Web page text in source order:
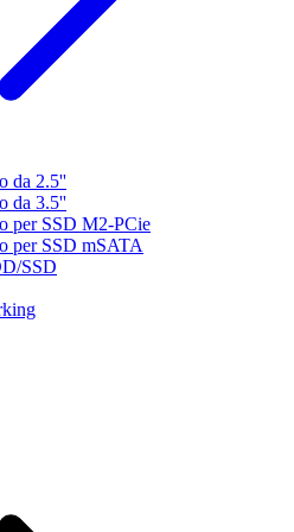
da 2.5''
da 3.5''
per SSD M2-PCie
per SSD mSATA
SSD